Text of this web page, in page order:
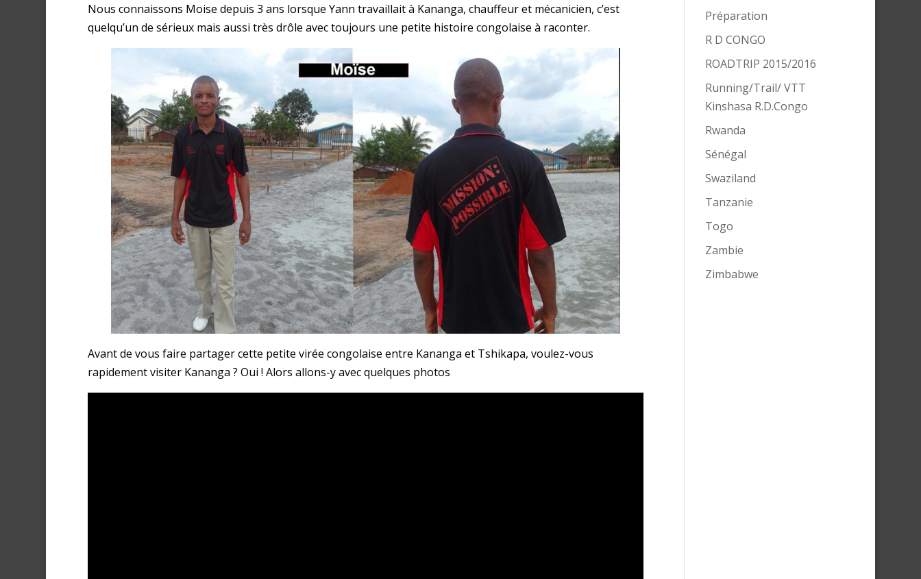
Nous connaissons Moise depuis 3 ans lorsque Yann travaillait à Kananga, chauffeur et mécanicien, c’est
quelqu’un de sérieux mais aussi très drôle avec toujours une petite histoire congolaise à raconter.
Avant de vous faire partager cette petite virée congolaise entre Kananga et Tshikapa, voulez-vous
rapidement visiter Kananga ? Oui ! Alors allons-y avec quelques photos
Préparation
R D CONGO
ROADTRIP 2015/2016
Running/Trail/ VTT
Kinshasa R.D.Congo
Rwanda
Sénégal
Swaziland
Tanzanie
Togo
Zambie
Zimbabwe